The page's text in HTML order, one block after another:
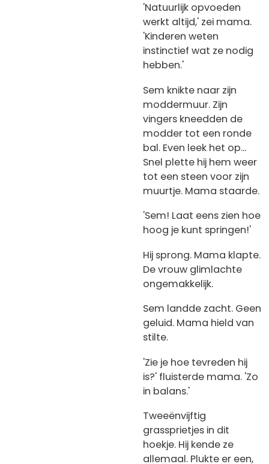
'Natuurlijk opvoeden
werkt altijd,' zei mama.
'Kinderen weten
instinctief wat ze nodig
hebben.'
Sem knikte naar zijn
moddermuur. Zijn
vingers kneedden de
modder tot een ronde
bal. Even leek het op...
Snel plette hij hem weer
tot een steen voor zijn
muurtje. Mama staarde.
'Sem! Laat eens zien hoe
hoog je kunt springen!'
Hij sprong. Mama klapte.
De vrouw glimlachte
ongemakkelijk.
Sem landde zacht. Geen
geluid. Mama hield van
stilte.
'Zie je hoe tevreden hij
is?' fluisterde mama. 'Zo
in balans.'
Tweeënvijftig
grassprietjes in dit
hoekje. Hij kende ze
allemaal. Plukte er een,